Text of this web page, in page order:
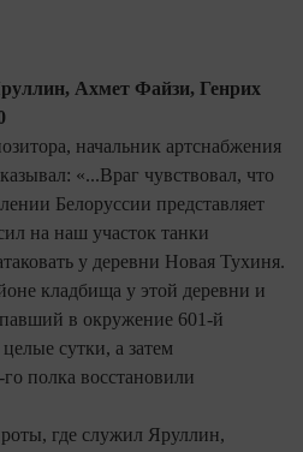
Ахмет Файзи, Генрих
начальник артснабжения
«...Враг чувствовал, что
Белоруссии представляет
на наш участок танки
у деревни Новая Тухиня.
кладбища у этой деревни и
в окружение 601-й
сутки, а затем
полка восстановили
где служил Яруллин,